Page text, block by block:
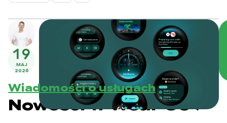
i uporządkowany sposób zarządzania
współbieżnymi przepływami, który jest natywny
dla języka Kotlin.
19
MAJ
2026
Wiadomości o usługach
Nowości w Wear OS 7